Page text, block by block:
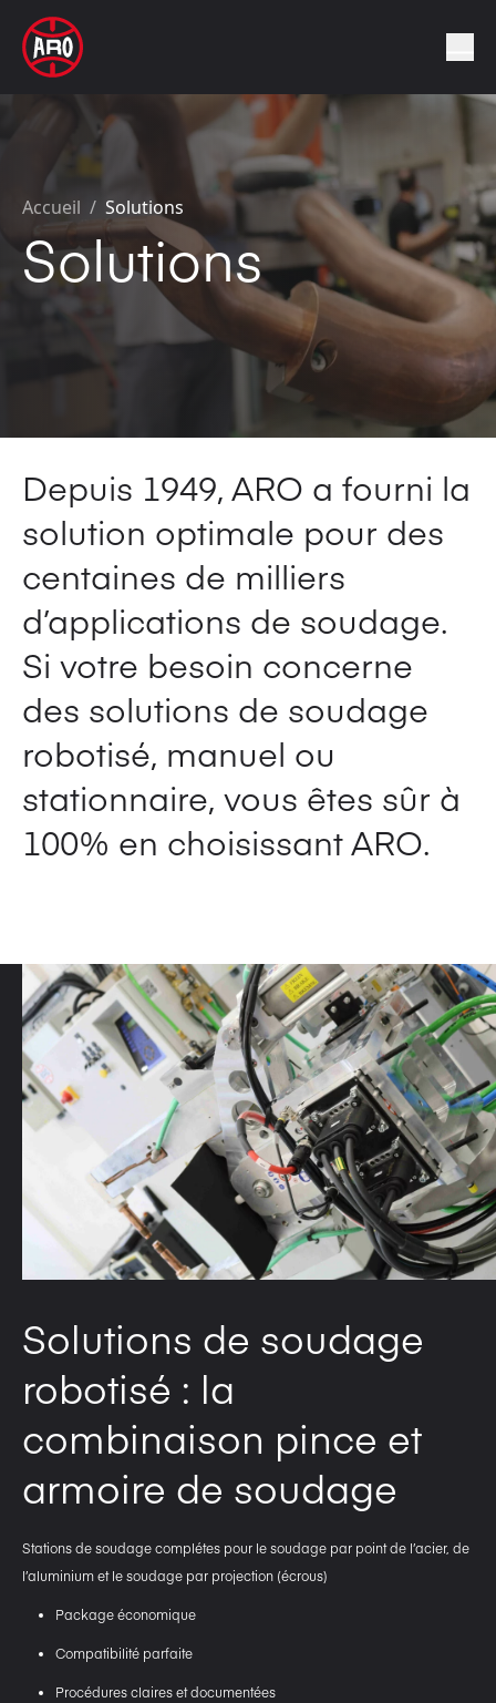
Accueil / Solutions
Solutions
Depuis 1949, ARO a fourni la
solution optimale pour des
centaines de milliers
d’applications de soudage.
Si votre besoin concerne
des solutions de soudage
robotisé, manuel ou
stationnaire, vous êtes sûr à
100% en choisissant ARO.
Solutions de soudage
robotisé : la
combinaison pince et
armoire de soudage
Stations de soudage complétes pour le soudage par point de l’acier, de
l’aluminium et le soudage par projection (écrous)
Package économique
Compatibilité parfaite
Procédures claires et documentées